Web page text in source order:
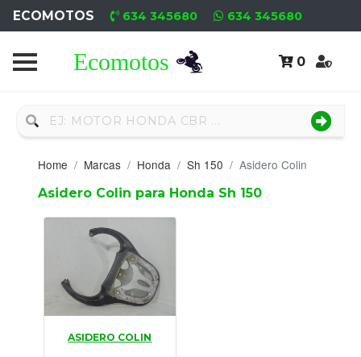
ECOMOTOS 634 345680 634 345680
0
Home
Nuevo
Neumáticos
Campa
Nuevos
Motores
Usados
Home Marcas Honda Sh 150 Asidero Colin
Asidero Colin para Honda Sh 150
ASIDERO COLIN